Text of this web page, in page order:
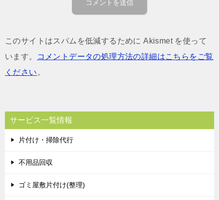
このサイトはスパムを低減するために Akismet を使って
います。
コメントデータの処理方法の詳細はこちらをご覧
ください 。
サービス一覧情報
片付け・掃除代行
不用品回収
ゴミ屋敷片付け(整理)